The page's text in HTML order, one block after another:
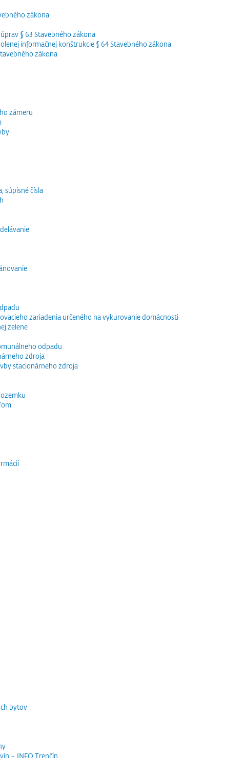
zákona
§ 63 Stavebného zákona
informačnej konštrukcie § 64 Stavebného zákona
zákona
zámeru
súpisné čísla
zariadenia určeného na vykurovanie domácnosti
zelene
odpadu
zdroja
stacionárneho zdroja
bytov
– INFO Trenčín